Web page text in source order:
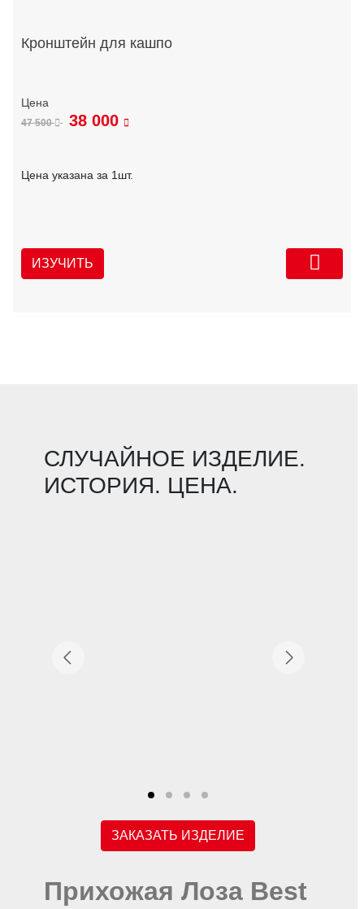
Кронштейн для кашпо
47 500 38 000
Цена указана за 1шт.
ИЗУЧИТЬ
СЛУЧАЙНОЕ ИЗДЕЛИЕ.
ИСТОРИЯ. ЦЕНА.
ЗАКАЗАТЬ ИЗДЕЛИЕ
Прихожая Лоза Best